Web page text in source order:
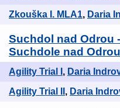
Zkouška I. MLA1, Daria
Suchdol nad Odrou
Suchdole nad Odrou
Agility Trial I , Daria
Agility Trial II , Daria